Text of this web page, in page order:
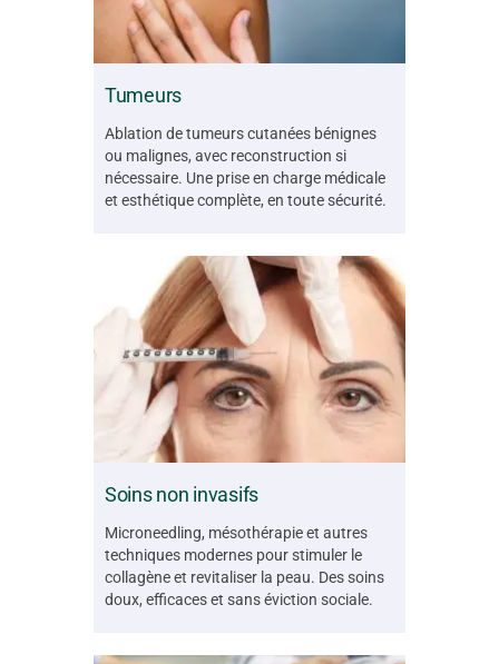
Tumeurs
Ablation de tumeurs cutanées bénignes
ou malignes, avec reconstruction si
nécessaire. Une prise en charge médicale
et esthétique complète, en toute sécurité.
Soins non invasifs
Microneedling, mésothérapie et autres
techniques modernes pour stimuler le
collagène et revitaliser la peau. Des soins
doux, efficaces et sans éviction sociale.